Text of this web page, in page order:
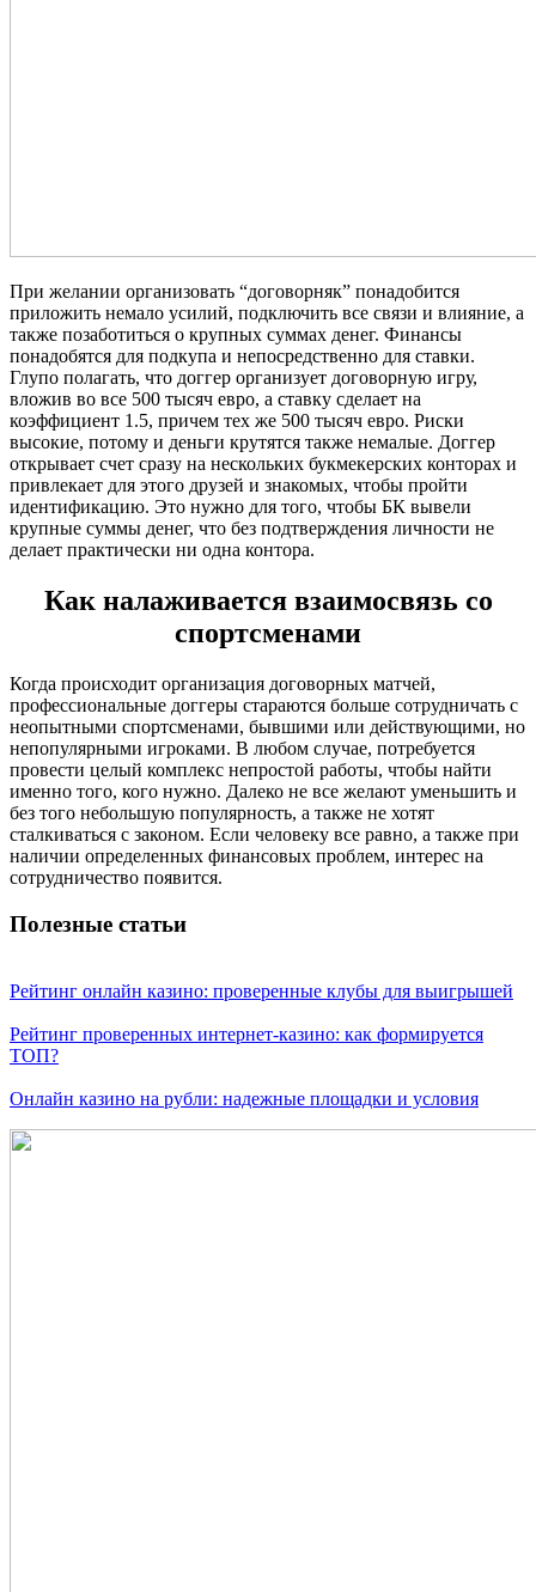
При желании организовать “договорняк” понадобится
приложить немало усилий, подключить все связи и влияние, а
также позаботиться о крупных суммах денег. Финансы
понадобятся для подкупа и непосредственно для ставки.
Глупо полагать, что доггер организует договорную игру,
вложив во все 500 тысяч евро, а ставку сделает на
коэффициент 1.5, причем тех же 500 тысяч евро. Риски
высокие, потому и деньги крутятся также немалые. Доггер
открывает счет сразу на нескольких букмекерских конторах и
привлекает для этого друзей и знакомых, чтобы пройти
идентификацию. Это нужно для того, чтобы БК вывели
крупные суммы денег, что без подтверждения личности не
делает практически ни одна контора.
Как налаживается взаимосвязь со
спортсменами
Когда происходит организация договорных матчей,
профессиональные доггеры стараются больше сотрудничать с
неопытными спортсменами, бывшими или действующими, но
непопулярными игроками. В любом случае, потребуется
провести целый комплекс непростой работы, чтобы найти
именно того, кого нужно. Далеко не все желают уменьшить и
без того небольшую популярность, а также не хотят
сталкиваться с законом. Если человеку все равно, а также при
наличии определенных финансовых проблем, интерес на
сотрудничество появится.
Полезные статьи
Рейтинг онлайн казино: проверенные клубы для выигрышей
Рейтинг проверенных интернет-казино: как формируется
ТОП?
Онлайн казино на рубли: надежные площадки и условия